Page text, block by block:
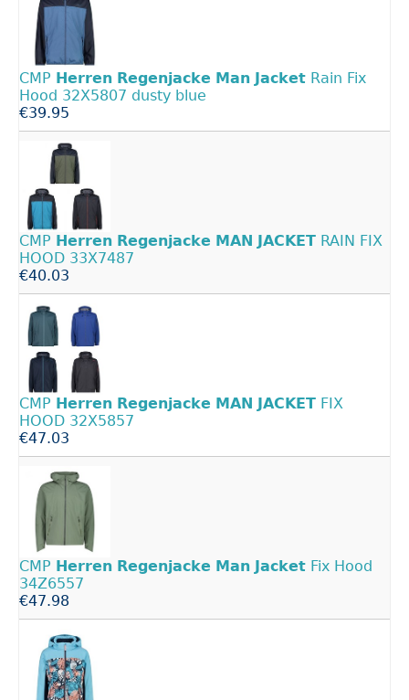
CMP Herren Regenjacke Man Jacket Rain Fix
Hood 32X5807 dusty blue
€39.95
CMP Herren Regenjacke MAN JACKET RAIN FIX
HOOD 33X7487
€40.03
CMP Herren Regenjacke MAN JACKET FIX
HOOD 32X5857
€47.03
CMP Herren Regenjacke Man Jacket Fix Hood
34Z6557
€47.98